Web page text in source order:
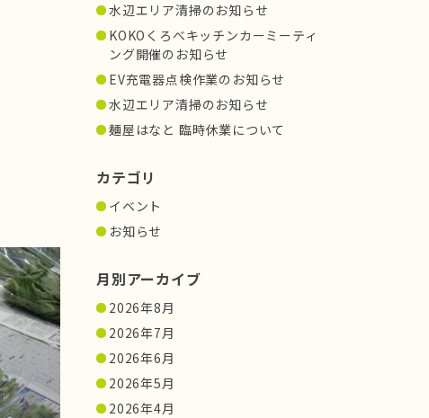
水辺エリア清掃のお知らせ
KOKOくろべキッチンカーミーティ
ング開催のお知らせ
EV充電器点検作業のお知らせ
水辺エリア清掃のお知らせ
麺屋はなと 臨時休業について
カテゴリ
イベント
お知らせ
月別アーカイブ
2026年8月
2026年7月
2026年6月
2026年5月
2026年4月